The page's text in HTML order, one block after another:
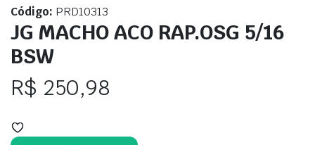
Código: PRD10313
JG MACHO ACO RAP.OSG 5/16
BSW
R$ 250,98